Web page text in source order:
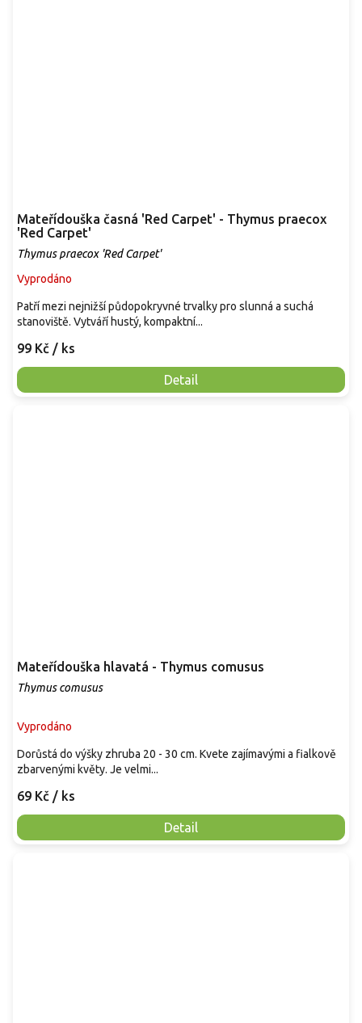
Mateřídouška časná 'Red Carpet' - Thymus praecox
'Red Carpet'
Thymus praecox 'Red Carpet'
Vyprodáno
99 Kč / ks
Detail
Patří mezi nejnižší půdopokryvné trvalky pro slunná a suchá
stanoviště. Vytváří hustý, kompaktní...
Mateřídouška hlavatá - Thymus comusus
Thymus comusus
Vyprodáno
69 Kč / ks
Detail
Dorůstá do výšky zhruba 20 - 30 cm. Kvete zajímavými a fialkově
zbarvenými květy. Je velmi...